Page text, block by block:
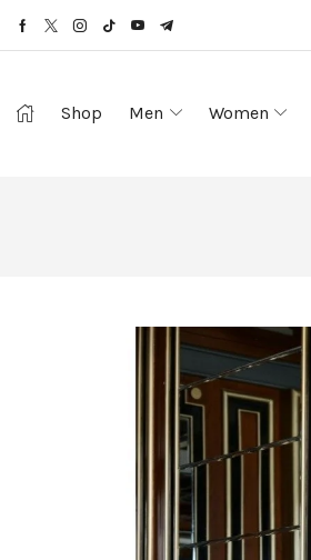
Shop Men Women